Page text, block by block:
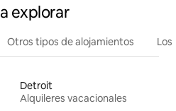
explorar
Otros tipos de alojamientos
Detroit
Alquileres vacacionales